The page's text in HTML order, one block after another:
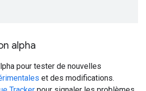
alpha
pour tester de nouvelles
et des modifications.